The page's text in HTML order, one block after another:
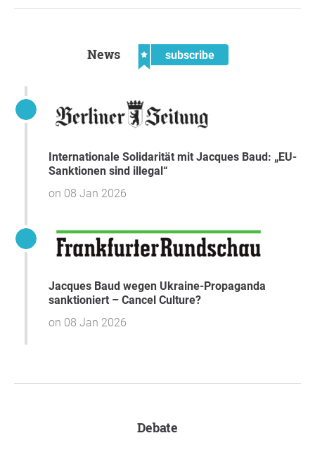
Die Präambel des Grundgesetzes verpflichtet
Handlungen von EU-Kommission und EU-Rat stehen für
uns im Widerspruch zu unserem Grundgesetz. Wir fordern
die Bundesregierung auf, gemäß ihrem Amtseid auf
diesen ungesetzlichen Vorgang hinzuweisen.
Wir fordern die sofortige Aufhebung der Sanktionen gegen
Wissenschaftler und EU-Bürger.
Wir fordern Bundesregierung und EU auf, konstruktiv am
einzustellen, den Krieg zu verlängern.
Erstunterzeichner u.v.a:
Patrik Baab
Alexander von Bismarck
Prof. Dr. jur. habil Dr. rer. pol. Volker Boehme-Neßler
News subscribe
Internationale Solidarität mit Jacques Baud: „EU-
Sanktionen sind illegal“
on 08 Jan 2026
Jacques Baud wegen Ukraine-Propaganda
sanktioniert – Cancel Culture?
on 08 Jan 2026
Debate